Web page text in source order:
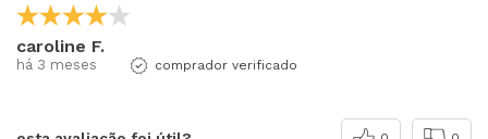
caroline F.
há 3 meses comprador verificado